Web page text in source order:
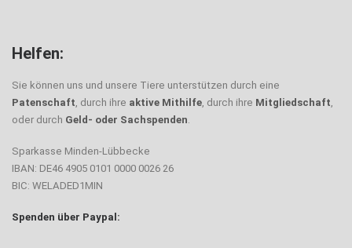
Helfen:
Sie können uns und unsere Tiere unterstützen durch eine
Patenschaft, durch ihre aktive Mithilfe, durch ihre Mitgliedschaft,
oder durch Geld- oder Sachspenden.
Sparkasse Minden-Lübbecke
IBAN: DE46 4905 0101 0000 0026 26
BIC: WELADED1MIN
Spenden über Paypal: